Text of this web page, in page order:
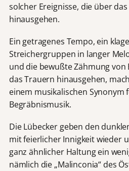
solcher Ereignisse, die über
hinausgehen.
Ein getragenes Tempo, ein
Streichergruppen in langer
und die bewußte Zähmung
das Trauern hinausgehen,
einem musikalischen Synonym
Begräbnismusik.
Die Lübecker geben den
mit feierlicher Innigkeit wieder
ganz ähnlicher Haltung ein
nämlich die „Malinconia“ des